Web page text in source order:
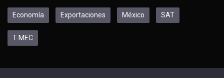
Economía Exportaciones México SAT
T-MEC